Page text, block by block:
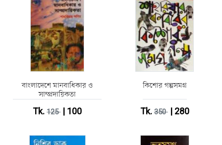
বাংলাদেশে মানবাধিকার ও
সাম্প্রদায়িকতা
Tk.125| 100
কিশোর গল্পসমগ্র
Tk.350| 280